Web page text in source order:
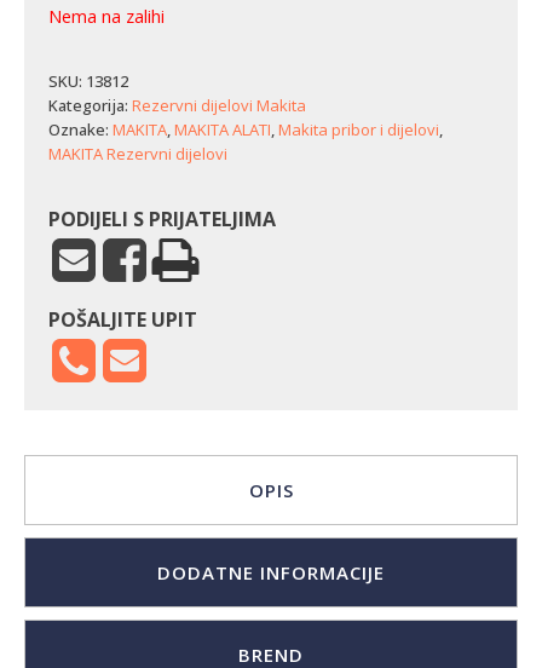
Nema na zalihi
SKU: 13812
Kategorija: Rezervni dijelovi Makita
Oznake: MAKITA,MAKITA ALATI,Makita pribor i dijelovi,
MAKITA Rezervni dijelovi
PODIJELI S PRIJATELJIMA
POŠALJITE UPIT
OPIS
DODATNE INFORMACIJE
BREND